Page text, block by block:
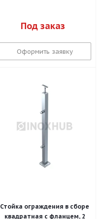
Под заказ
Оформить заявку
Стойка ограждения в сборе
квадратная с фланцем, 2